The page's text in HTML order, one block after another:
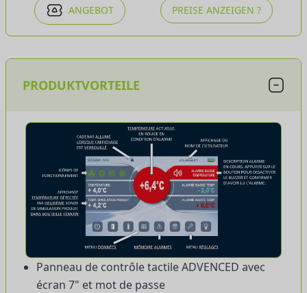
ANGEBOT PREISE ANZEIGEN ?
PRODUKTVORTEILE
Panneau de contrôle tactile ADVENCED avec
écran 7" et mot de passe